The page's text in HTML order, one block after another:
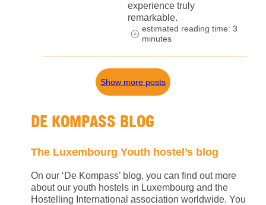
experience truly
remarkable.
estimated reading time: 3
minutes
Show more posts
DE KOMPASS BLOG
The Luxembourg Youth hostel’s blog
On our ‘De Kompass’ blog, you can find out more
about our youth hostels in Luxembourg and the
Hostelling International association worldwide. You